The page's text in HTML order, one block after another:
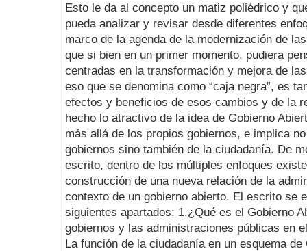
Esto le da al concepto un matiz poliédrico y
pueda analizar y revisar desde diferentes
marco de la agenda de la modernización de
que si bien en un primer momento, pudiera
centradas en la transformación y mejora de
eso que se denomina como “caja negra”, es
efectos y beneficios de esos cambios y de la
hecho lo atractivo de la idea de Gobierno
más allá de los propios gobiernos, e implica
gobiernos sino también de la ciudadanía. De
escrito, dentro de los múltiples enfoques
construcción de una nueva relación de la
contexto de un gobierno abierto. El escrito se
siguientes apartados: 1.¿Qué es el Gobierno
gobiernos y las administraciones públicas en
La función de la ciudadanía en un esquema